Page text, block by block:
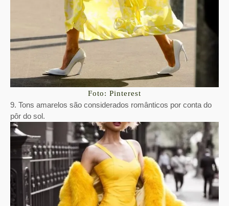
Foto: Pinterest
9. Tons amarelos são considerados românticos por conta do
pôr do sol.